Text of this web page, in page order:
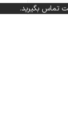
تماس بگیرید.